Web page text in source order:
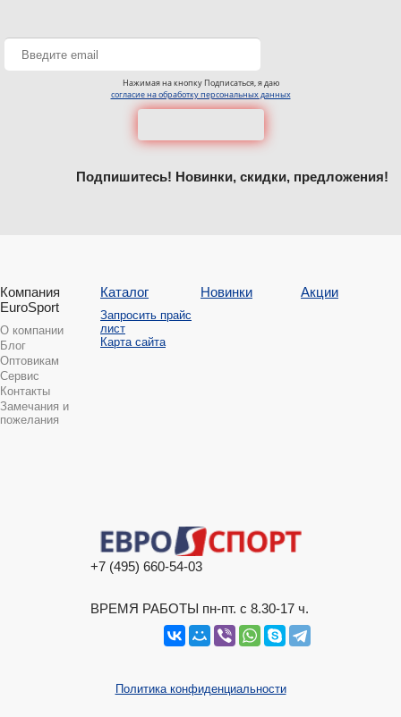
Нажимая на кнопку Подписаться, я даю
согласие на обработку персональных данных
Подпишитесь! Новинки, скидки, предложения!
Компания
EuroSport
О компании
Блог
Оптовикам
Сервис
Контакты
Замечания и
пожелания
Каталог
Запросить прайс
лист
Карта сайта
Новинки Акции
+7 (495) 660-54-03
ВРЕМЯ РАБОТЫ пн-пт. с 8.30-17 ч.
Политика конфиденциальности